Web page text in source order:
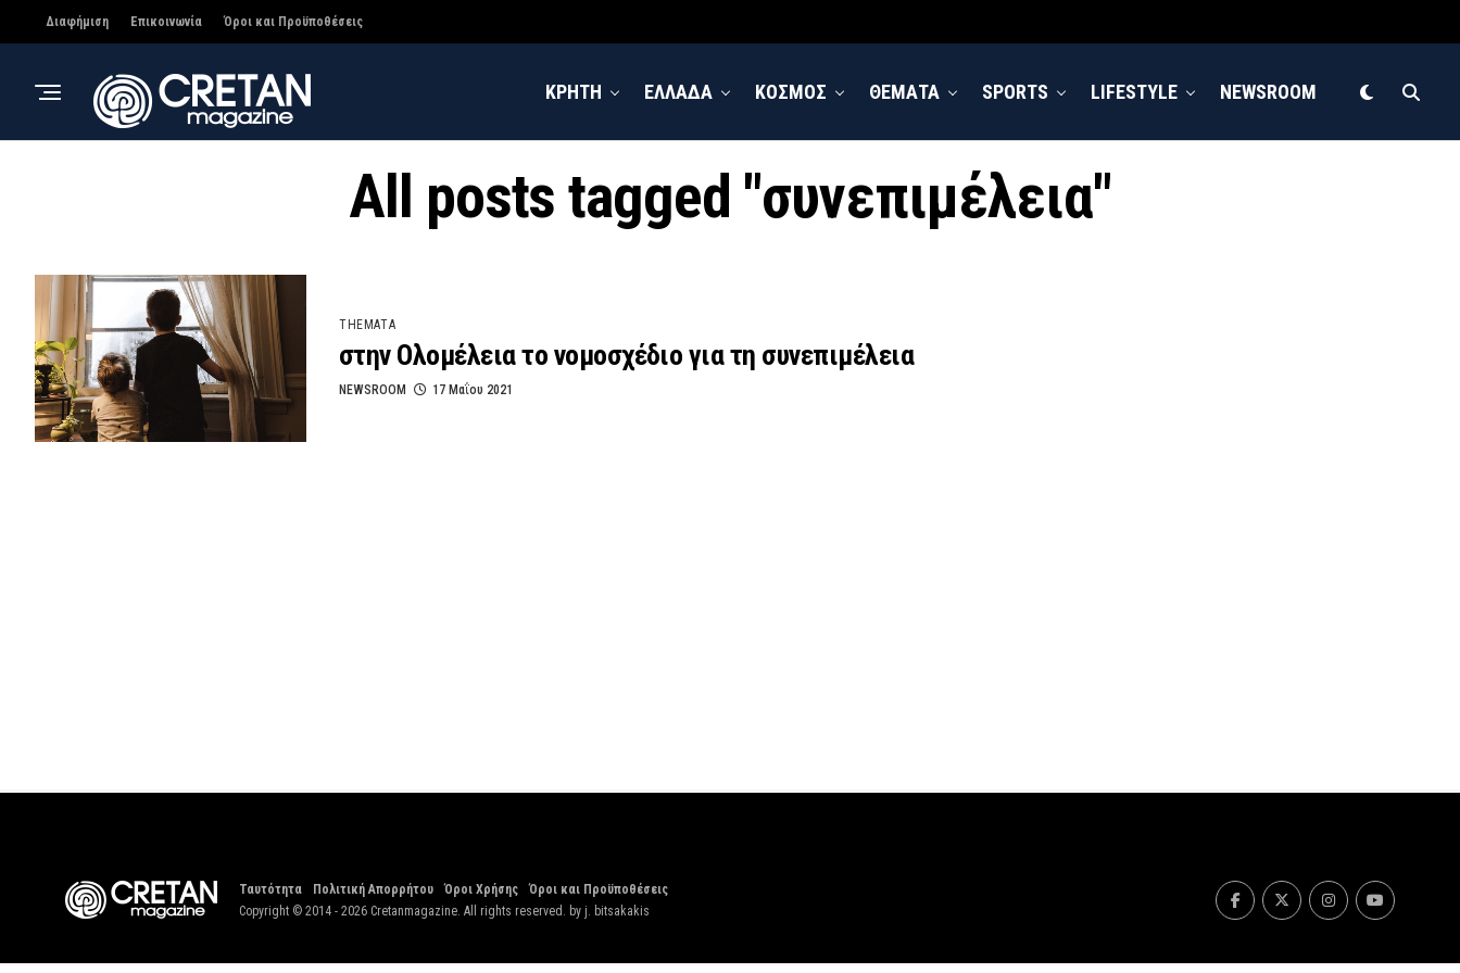
Διαφήμιση Επικοινωνία Όροι και Προϋποθέσεις
ΚΡΗΤΗ ΕΛΛΑΔΑ ΚΟΣΜΟΣ ΘΕΜΑΤΑ SPORTS LIFESTYLE NEWSROOM
All posts tagged "συνεπιμέλεια"
THEMATA
στην Ολομέλεια το νομοσχέδιο για τη συνεπιμέλεια
NEWSROOM 17 Μαΐου 2021
Ταυτότητα Πολιτική Απορρήτου Όροι Χρήσης
Όροι και Προϋποθέσεις
Copyright © 2014 - 2026 Cretanmagazine. All rights reserved. by j. bitsakakis